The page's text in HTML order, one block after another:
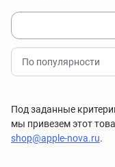
По популярности
Под заданные
мы привезем этот
shop@apple-nova.ru.